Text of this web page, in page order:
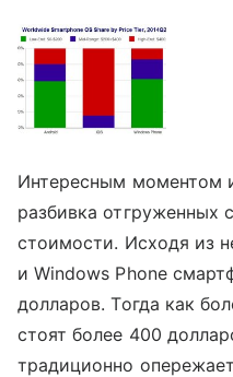
Интересным моментом
разбивка отгруженных
стоимости. Исходя из
и Windows Phone
долларов. Тогда как
стоят более 400
традиционно